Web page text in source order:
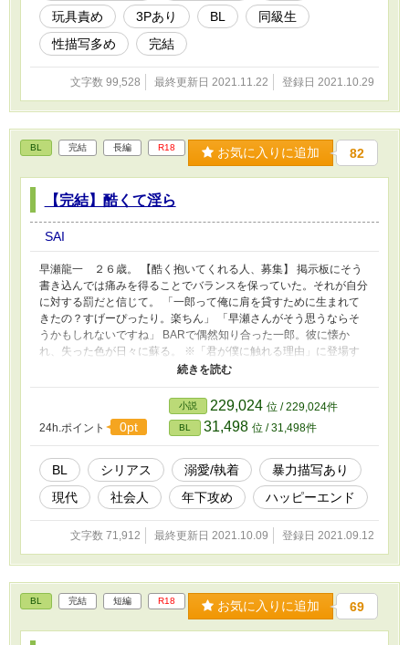
玩具責め
3Pあり BL
同級生
性描写多め
完結
文字数 99,528 最終更新日 2021.11.22 登録日 2021.10.29
BL 完結 長編 R18 お気に入りに追加 82
【完結】酷くて淫ら
SAI
早瀬龍一 ２６歳。 【酷く抱いてくれる人、募集】 掲示板にそう
書き込んでは痛みを得ることでバランスを保っていた。それが自分
に対する罰だと信じて。 「一郎って俺に肩を貸すために生まれて
きたの？すげーぴったり。楽ちん」 「早瀬さんがそう思うならそ
うかもしれないですね」 BARで偶然知り合った一郎。彼に懐か
れ、失った色が日々に蘇る。 ※「君が僕に触れる理由」に登場す
る早瀬の物語です。君が僕に触れる理由の二人も登場しますので、
そちらからお読み頂けるとストーリーがよりスムーズになると思い
ます。 ※ 性描写が入る部分には☆マークをつけてあります。
全28話 順次投稿していきます。 10/15 最終話に早瀬と一郎のビ
ジュアル載せました。
24h.ポイント 0pt
小説 229,024 位 / 229,024件
BL 31,498 位 / 31,498件
BL シリアス 溺愛/執着
暴力描写あり
現代
社会人 年下攻め ハッピーエンド
文字数 71,912 最終更新日 2021.10.09 登録日 2021.09.12
BL 完結 短編 R18 お気に入りに追加 69